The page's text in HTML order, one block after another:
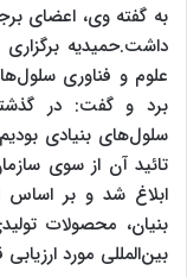
به گفته وی، اعضای
داشت.حمیدیه
علوم و فناوری
برد و گفت: در
سلول‌های بنیادی
تائید آن از سوی
ابلاغ شد و بر
بنیان، محصولات
بین‌المللی مورد ارزیابی